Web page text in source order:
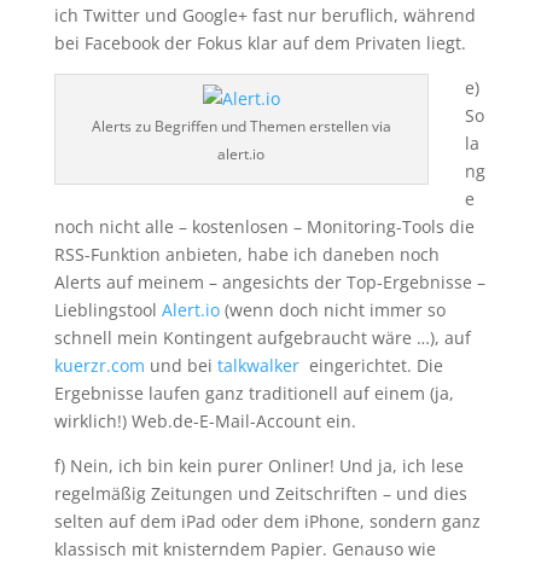
ich Twitter und Google+ fast nur beruflich, während
bei Facebook der Fokus klar auf dem Privaten liegt.
Alerts zu Begriffen und Themen erstellen via
alert.io
e)
So
la
ng
e
noch nicht alle – kostenlosen – Monitoring-Tools die
RSS-Funktion anbieten, habe ich daneben noch
Alerts auf meinem – angesichts der Top-Ergebnisse –
Lieblingstool Alert.io(wenn doch nicht immer so
schnell mein Kontingent aufgebraucht wäre …), auf
kuerzr.com und bei talkwalkereingerichtet. Die
Ergebnisse laufen ganz traditionell auf einem (ja,
wirklich!) Web.de-E-Mail-Account ein.
f) Nein, ich bin kein purer Onliner! Und ja, ich lese
regelmäßig Zeitungen und Zeitschriften – und dies
selten auf dem iPad oder dem iPhone, sondern ganz
klassisch mit knisterndem Papier. Genauso wie